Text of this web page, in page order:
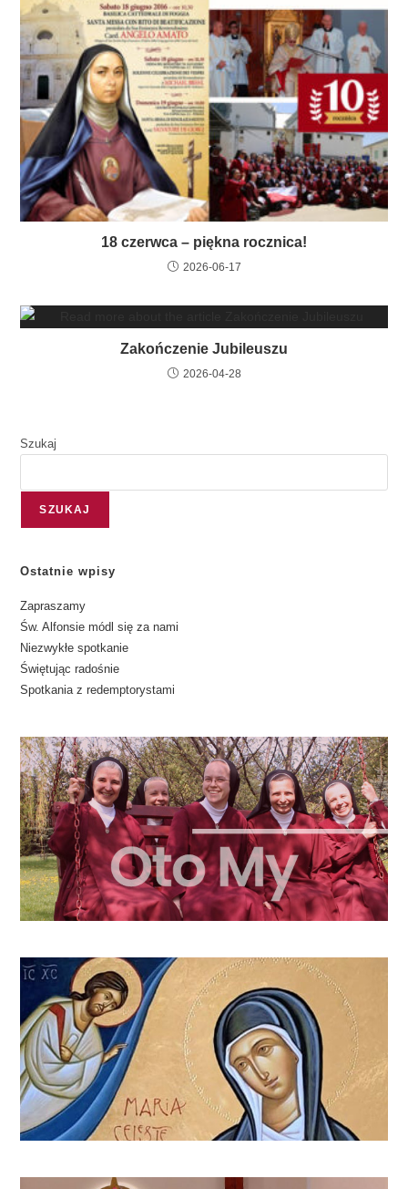
18 czerwca – piękna rocznica!
2026-06-17
Zakończenie Jubileuszu
2026-04-28
Szukaj
SZUKAJ
Ostatnie wpisy
Zapraszamy
Św. Alfonsie módl się za nami
Niezwykłe spotkanie
Świętując radośnie
Spotkania z redemptorystami